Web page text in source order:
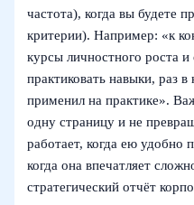
частота), когда вы будете
критерии). Например: «к
курсы личностного роста
практиковать навыки, раз
применил на практике».
одну страницу и не
работает, когда ею удобно
когда она впечатляет
стратегический отчёт